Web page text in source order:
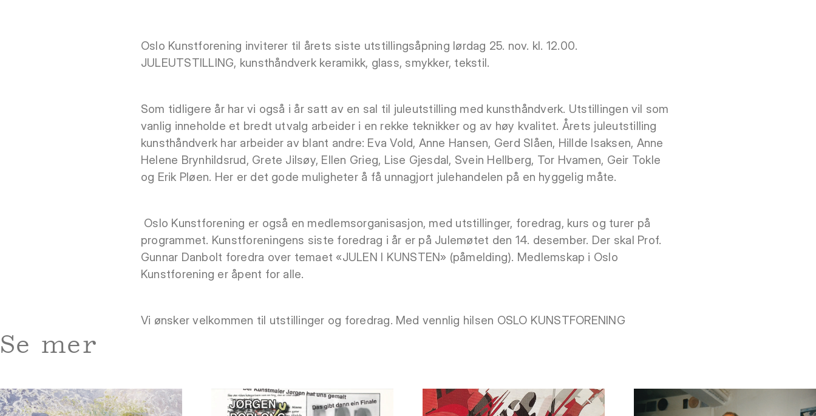
Oslo Kunstforening inviterer til årets siste utstillingsåpning lørdag 25. nov. kl. 12.00.
JULEUTSTILLING, kunsthåndverk keramikk, glass, smykker, tekstil.
Som tidligere år har vi også i år satt av en sal til juleutstilling med kunsthåndverk. Utstillingen vil som
vanlig inneholde et bredt utvalg arbeider i en rekke teknikker og av høy kvalitet. Årets juleutstilling
kunsthåndverk har arbeider av blant andre: Eva Vold, Anne Hansen, Gerd Slåen, Hillde Isaksen, Anne
Helene Brynhildsrud, Grete Jilsøy, Ellen Grieg, Lise Gjesdal, Svein Hellberg, Tor Hvamen, Geir Tokle
og Erik Pløen. Her er det gode muligheter å få unnagjort julehandelen på en hyggelig måte.
Oslo Kunstforening er også en medlemsorganisasjon, med utstillinger, foredrag, kurs og turer på
programmet. Kunstforeningens siste foredrag i år er på Julemøtet den 14. desember. Der skal Prof.
Gunnar Danbolt foredra over temaet «JULEN I KUNSTEN» (påmelding). Medlemskap i Oslo
Kunstforening er åpent for alle.
Vi ønsker velkommen til utstillinger og foredrag. Med vennlig hilsen OSLO KUNSTFORENING
Se mer